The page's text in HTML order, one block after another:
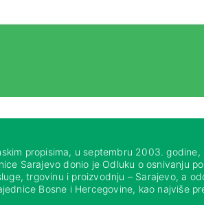
propisima, u septembru 2003.
Sarajevo donio je Odluku o osnivanju
trgovinu i proizvodnju – Sarajevo, a
Bosne i Hercegovine, kao najviše